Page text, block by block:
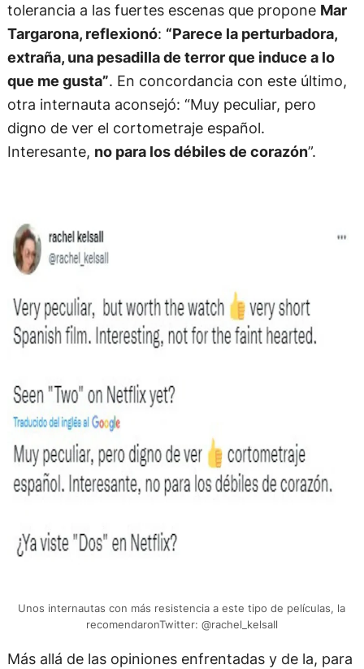
tolerancia a las fuertes escenas que propone Mar
Targarona, reflexionó: “Parece la perturbadora,
extraña, una pesadilla de terror que induce a lo
que me gusta”. En concordancia con este último,
otra internauta aconsejó: “Muy peculiar, pero
digno de ver el cortometraje español.
Interesante, no para los débiles de corazón”.
Unos internautas con más resistencia a este tipo de películas, la
recomendaronTwitter: @rachel_kelsall
Más allá de las opiniones enfrentadas y de la, para